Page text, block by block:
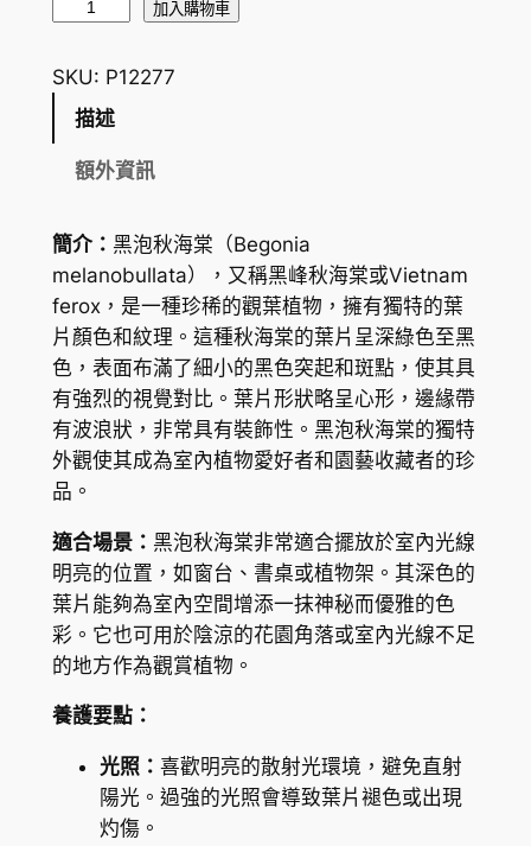
秋
海
秋
海
棠
B
e
g
o
n
i
a
m
e
l
a
o
加入購物車
SKU: P12277
描述
額外資訊
簡介： 黑泡秋海棠（Begonia
melanobullata），又稱黑峰秋海棠或Vietnam
ferox，是一種珍稀的觀葉植物，擁有獨特的葉
片顏色和紋理。這種秋海棠的葉片呈深綠色至黑
色，表面布滿了細小的黑色突起和斑點，使其具
有強烈的視覺對比。葉片形狀略呈心形，邊緣帶
有波浪狀，非常具有裝飾性。黑泡秋海棠的獨特
外觀使其成為室內植物愛好者和園藝收藏者的珍
品。
適合場景： 黑泡秋海棠非常適合擺放於室內光線
明亮的位置，如窗台、書桌或植物架。其深色的
葉片能夠為室內空間增添一抹神秘而優雅的色
彩。它也可用於陰涼的花園角落或室內光線不足
的地方作為觀賞植物。
養護要點：
光照： 喜歡明亮的散射光環境，避免直射
陽光。過強的光照會導致葉片褪色或出現
灼傷。